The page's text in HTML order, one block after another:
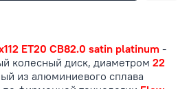
ET20 CB82.0 satin platinum -
колесный диск, диаметром 22
из алюминиевого сплава